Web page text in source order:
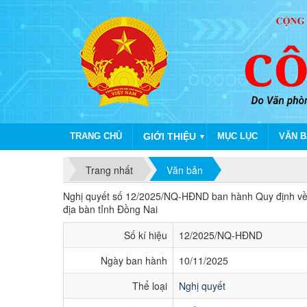
TRANG CHỦ GIỚI THIỆU ▼ MỤC LỤC VĂN
Trang nhất Văn bản
Nghị quyết số 12/2025/NQ-HĐND ban
Nghị quyết số 12/2025/NQ-HĐND ban hành Quy định
địa bàn tỉnh Đồng Nai
Số kí hiệu
12/2025/NQ-HĐND
Ngày ban hành
10/11/2025
Thể loại
Nghị quyết